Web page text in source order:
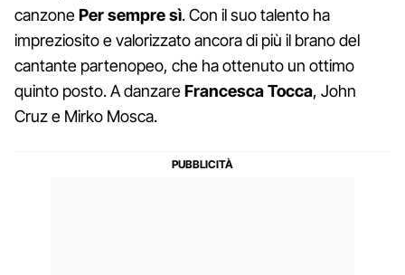
canzonePer sempre sì. Con il suo talento ha
impreziosito e valorizzato ancora di più il brano del
cantante partenopeo, che ha ottenuto un ottimo
quinto posto. A danzareFrancesca Tocca, John
Cruz e Mirko Mosca.